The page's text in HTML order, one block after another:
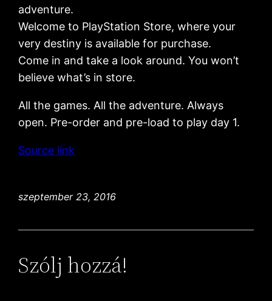
adventure.
Welcome to PlayStation Store, where your
very destiny is available for purchase.
Come in and take a look around. You won’t
believe what’s in store.
All the games. All the adventure. Always
open. Pre-order and pre-load to play day 1.
Source link
szeptember 23, 2016
Szólj hozzá!